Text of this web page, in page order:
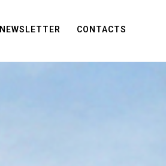
NEWSLETTER CONTACTS